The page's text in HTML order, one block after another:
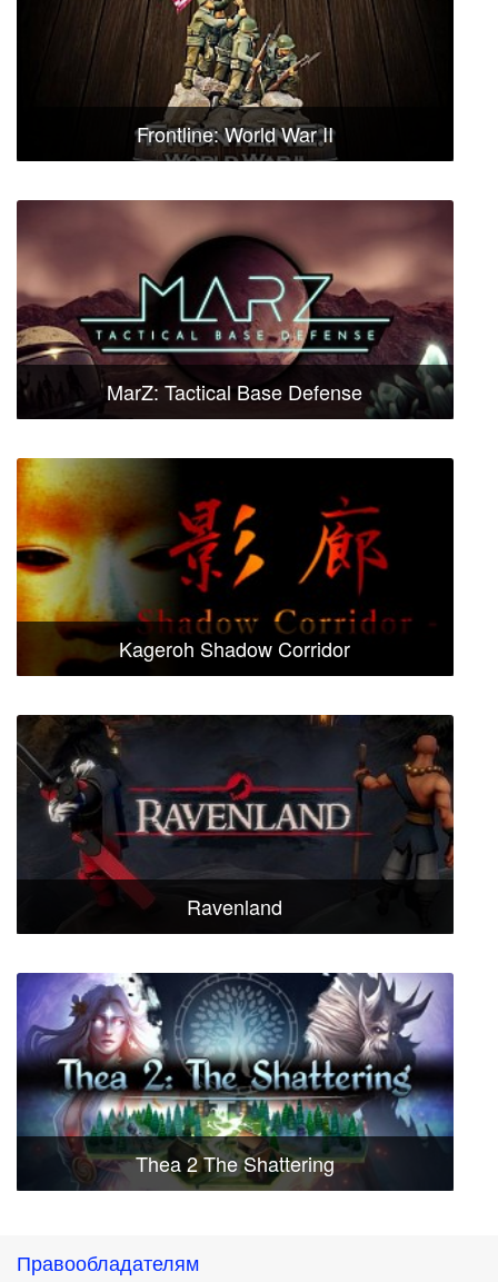
Frontline: World War II
MarZ: Tactical Base Defense
Kageroh Shadow Corridor
Ravenland
Thea 2 The Shattering
Правообладателям